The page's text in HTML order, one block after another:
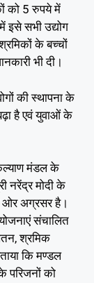
को 5 रुपये में
इसे सभी उद्योग
के बच्चों
भी दी।
की स्थापना के
है एवं युवाओं के
मंडल के
नरेंद्र मोदी के
ओर अग्रसर है।
संचालित
श्रमिक
कि मण्डल
को